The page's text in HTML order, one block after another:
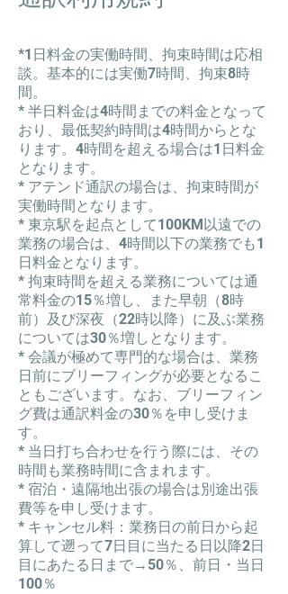
*1日料金の実働時間、拘束時間は応相
談。基本的には実働7時間、拘束8時
間。
* 半日料金は4時間までの料金となって
おり、最低契約時間は4時間からとな
ります。4時間を超える場合は1日料金
となります。
* アテンド通訳の場合は、拘束時間が
実働時間となります。
* 東京駅を起点として100KM以遠での
業務の場合は、4時間以下の業務でも1
日料金となります。
* 拘束時間を超える業務については通
常料金の15％増し、また早朝（8時
前）及び深夜（22時以降）に及ぶ業務
については30％増しとなります。
* 会議が極めて専門的な場合は、業務
日前にブリーフィングが必要となるこ
ともございます。なお、ブリーフィン
グ費は通訳料金の30％を申し受けま
す。
* 当日打ち合わせを行う際には、その
時間も業務時間に含まれます。
* 宿泊・遠隔地出張の場合は別途出張
費等を申し受けます。
* キャンセル料：業務日の前日から起
算して遡って7日目に当たる日以降2日
目にあたる日まで→50％、前日・当日
100％